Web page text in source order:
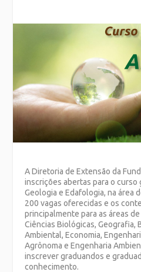
A Diretoria de Extensão da
inscrições abertas para o curso
Geologia e Edafologia, na área
200 vagas oferecidas e os
principalmente para as áreas
Ciências Biológicas, Geografia,
Ambiental, Economia,
Agrônoma e Engenharia
inscrever graduandos e
conhecimento.